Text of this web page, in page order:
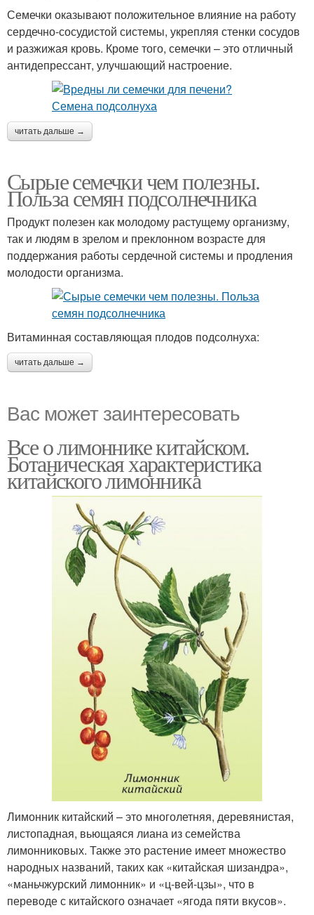
Семечки оказывают положительное влияние на работу
сердечно-сосудистой системы, укрепляя стенки сосудов
и разжижая кровь. Кроме того, семечки – это отличный
антидепрессант, улучшающий настроение.
читать дальше →
Сырые семечки чем полезны.
Польза семян подсолнечника
Продукт полезен как молодому растущему организму,
так и людям в зрелом и преклонном возрасте для
поддержания работы сердечной системы и продления
молодости организма.
Витаминная составляющая плодов подсолнуха:
читать дальше →
Вас может заинтересовать
Все о лимоннике китайском.
Ботаническая характеристика
китайского лимонника
Лимонник китайский – это многолетняя, деревянистая,
листопадная, вьющаяся лиана из семейства
лимонниковых. Также это растение имеет множество
народных названий, таких как «китайская шизандра»,
«маньчжурский лимонник» и «ц-вей-цзы», что в
переводе с китайского означает «ягода пяти вкусов».